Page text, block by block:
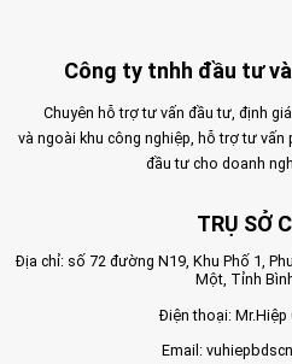
Công ty tnhh đầu tư
Chuyên hỗ trợ tư vấn đầu tư, định
và ngoài khu công nghiệp, hỗ trợ tư vấn
đầu tư cho doanh
TRỤ SỞ
Địa chỉ: số 72 đường N19, Khu Phố 1,
Một, Tỉnh
Điện thoại: Mr.Hiệp
Email: